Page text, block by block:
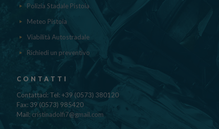
Polizia Stadale Pistoia
Meteo Pistoia
Viabilità Autostradale
Richiedi un preventivo
CONTATTI
Contattaci: Tel: +39 (0573) 380120
Fax: 39 (0573) 985420
Mail: cristinadolfi7@gmail.com